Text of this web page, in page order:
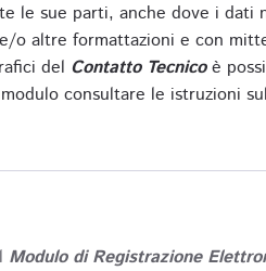
le sue parti, anche dove i dati
o altre formattazioni e con
del Contatto Tecnicoè
consultare le istruzioni sul
Modulo di Registrazione